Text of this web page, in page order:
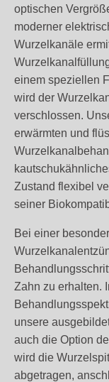
optischen
moderner
Wurzelkanäle
einem speziellen
wird der
verschlossen.
erwärmten und
Zustand flexibel
seiner
Bei einer
Zahn zu erhalten.
unsere
auch die Option
wird die
abgetragen,